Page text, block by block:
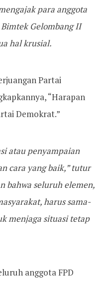
para anggota
Gelombang II
hal krusial.
Partai
“Harapan
Demokrat.”
atau penyampaian
cara yang baik,” tutur
bahwa seluruh elemen,
harus sama-
menjaga situasi tetap
anggota FPD